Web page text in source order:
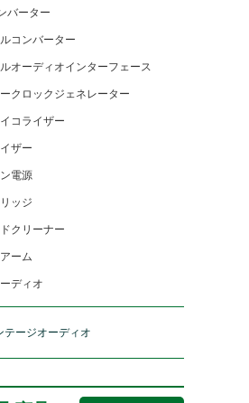
バーター
コンバーター
オーディオインターフェース
クロックジェネレーター
コライザー
ザー
電源
ッジ
クリーナー
ーム
ディオ
テージオーディオ